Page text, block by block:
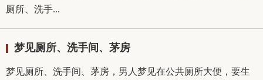
厕所、洗手...
梦见厕所、洗手间、茅房
梦见厕所、洗手间、茅房，男人梦见在公共厕所大便，要生